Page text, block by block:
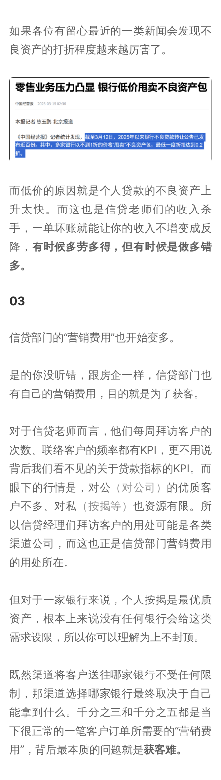
如果各位有留心最近的一类新闻会发现不
良资产的打折程度越来越厉害了。
而低价的原因就是个人贷款的不良资产上
升太快。而这也是信贷老师们的收入杀
手，一单坏账就能让你的收入不增变成反
降， 有时候多劳多得，但有时候是做多错
多。
03
信贷部门的“营销费用”也开始变多。
是的你没听错，跟房企一样，信贷部门也
有自己的营销费用，目的就是为了获客。
对于信贷老师而言，他们每周拜访客户的
次数、联络客户的频率都有KPI，更不用说
背后我们看不见的关于贷款指标的KPI。而
眼下的行情是，对公 （对公司） 的优质客
户不多、对私 （按揭等）也资源有限。所
以信贷经理们拜访客户的用处可能是各类
渠道公司，而这也正是信贷部门营销费用
的用处所在。
但对于一家银行来说，个人按揭是最优质
资产，根本上来说没有任何银行会给这类
需求设限，所以你可以理解为上不封顶。
既然渠道将客户送往哪家银行不受任何限
制，那渠道选择哪家银行最终取决于自己
能拿到什么。千分之三和千分之五都是当
下很正常的一笔客户订单所需要的“营销费
用”，背后最本质的问题就是获客难。